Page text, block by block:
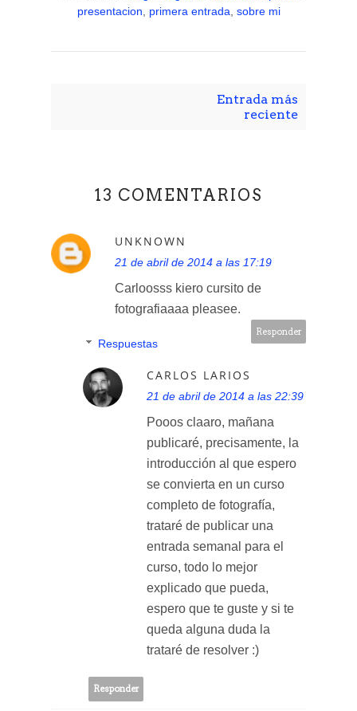
presentacion
primera entrada sobre mi
Entrada más
reciente
13 COMENTARIOS
UNKNOWN
21 de abril de 2014 a las 17:19
Carloosss kiero cursito de
fotografiaaaa pleasee.
Responder
Respuestas
CARLOS LARIOS
21 de abril de 2014 a las 22:39
Pooos claaro, mañana
publicaré, precisamente, la
introducción al que espero
se convierta en un curso
completo de fotografía,
trataré de publicar una
entrada semanal para el
curso, todo lo mejor
explicado que pueda,
espero que te guste y si te
queda alguna duda la
trataré de resolver :)
Responder